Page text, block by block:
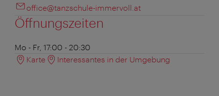
office@tanzschule-immervoll.at
Öffnungszeiten
Mo - Fr, 17:00 - 20:30
Karte
Interessantes in der Umgebung